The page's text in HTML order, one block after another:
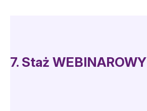
7. Staż WEBINAROWY